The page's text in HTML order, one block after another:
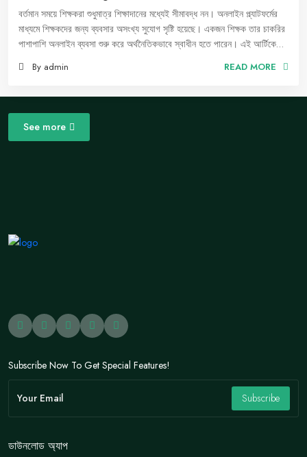
বর্তমান সময়ে শিক্ষকরা শুধুমাত্র শিক্ষাদানের মধ্যেই সীমাবদ্ধ নন। অনলাইন প্ল্যাটফর্মের
মাধ্যমে শিক্ষকদের জন্য ব্যবসার অসংখ্য সুযোগ সৃষ্টি হয়েছে। একজন শিক্ষক তার চাকরির
পাশাপাশি অনলাইন ব্যবসা শুরু করে অর্থনৈতিকভাবে স্বাধীন হতে পারেন। এই আর্টিকেলে,
তুলে ধরা হলো।
By admin READ MORE
See more
Subscribe Now To Get Special Features!
Subscribe
ডাউনলোড অ্যাপ